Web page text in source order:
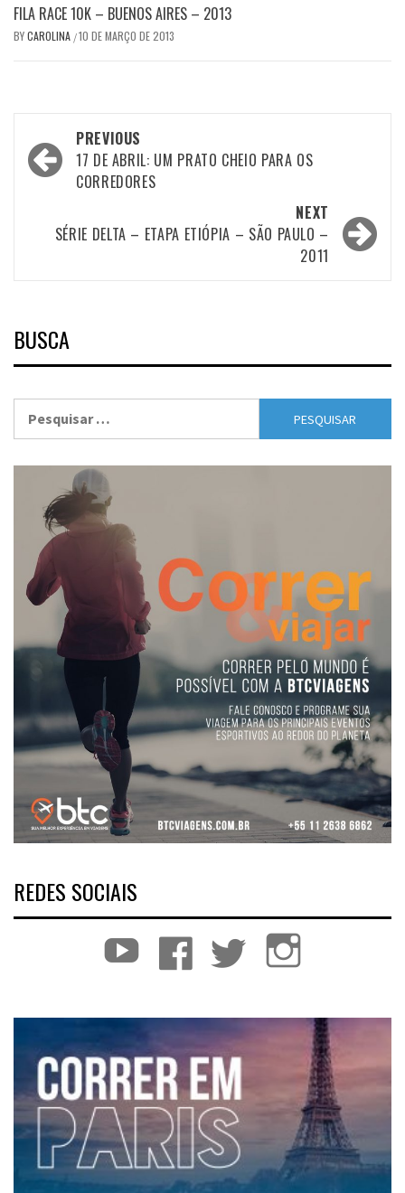
FILA RACE 10K – BUENOS AIRES – 2013
BYCAROLINA /10 DE MARÇO DE 2013
Post
navigation
PREVIOUS
17 DE ABRIL: UM PRATO CHEIO PARA OS
CORREDORES
NEXT
SÉRIE DELTA – ETAPA ETIÓPIA – SÃO PAULO –
2011
BUSCA
REDES SOCIAIS
YouTube Facebook Twitter